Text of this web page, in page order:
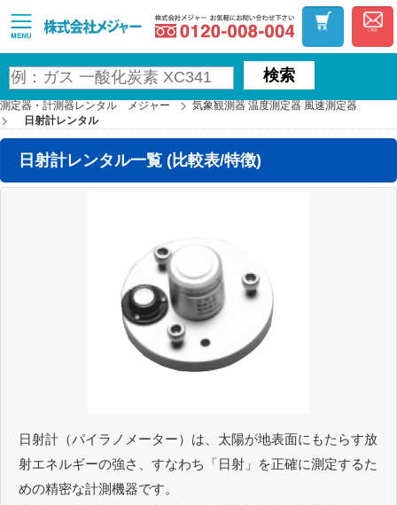
MAJOR
お気軽にお問
カート ご相談
検索
測定器・計測器レンタル メジャー
気象観測器 温度測定器 風速測定器
日射計レンタル
日射計レンタル一覧 (比較表/特徴)
日射計（パイラノメーター）は、太陽が地表面にもたらす放
射エネルギーの強さ、すなわち「日射」を正確に測定するた
めの精密な計測機器です。